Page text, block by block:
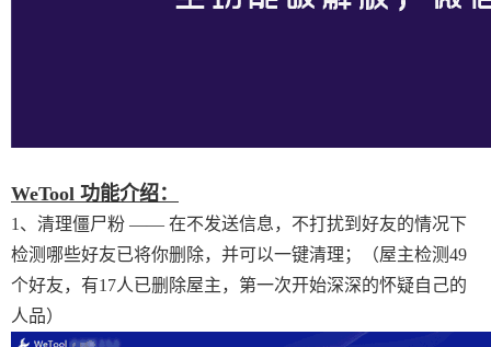
WeTool 功能介绍：
1、清理僵尸粉 —— 在不发送信息，不打扰到好友的情况下
检测哪些好友已将你删除，并可以一键清理；（屋主检测49
个好友，有17人已删除屋主，第一次开始深深的怀疑自己的
人品）